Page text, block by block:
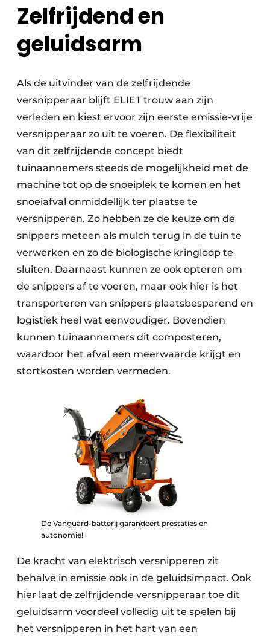
Zelfrijdend en
geluidsarm
Als de uitvinder van de zelfrijdende
versnipperaar blijft ELIET trouw aan zijn
verleden en kiest ervoor zijn eerste emissie-vrije
versnipperaar zo uit te voeren. De flexibiliteit
van dit zelfrijdende concept biedt
tuinaannemers steeds de mogelijkheid met de
machine tot op de snoeiplek te komen en het
snoeiafval onmiddellijk ter plaatse te
versnipperen. Zo hebben ze de keuze om de
snippers meteen als mulch terug in de tuin te
verwerken en zo de biologische kringloop te
sluiten. Daarnaast kunnen ze ook opteren om
de snippers af te voeren, maar ook hier is het
transporteren van snippers plaatsbesparend en
logistiek heel wat eenvoudiger. Bovendien
kunnen tuinaannemers dit composteren,
waardoor het afval een meerwaarde krijgt en
stortkosten worden vermeden.
De Vanguard-batterij garandeert prestaties en
autonomie!
De kracht van elektrisch versnipperen zit
behalve in emissie ook in de geluidsimpact. Ook
hier laat de zelfrijdende versnipperaar toe dit
geluidsarm voordeel volledig uit te spelen bij
het versnipperen in het hart van een